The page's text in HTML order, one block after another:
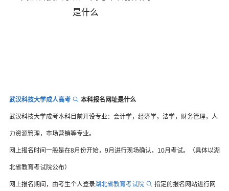
武汉科技大学成人高考 本科报名网址是什么
武汉科技大学成考本科目前开设专业：会计学，经济学，法学，财务管理，人
力资源管理，市场营销等专业。
网上报名时间一般是在8月份开始，9月进行现场确认，10月考试。（具体以湖
北省教育考试院公布）
网上报名期间，由考生个人登录湖北省教育考试院 指定的报名网站进行网